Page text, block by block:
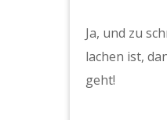
Ja, und zu
lachen ist,
geht!